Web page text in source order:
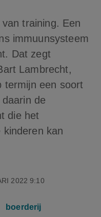
training. Een
immuunsysteem
Dat zegt
Lambrecht,
termijn een soort
de
die het
kinderen kan
2022 9:10
boerderij